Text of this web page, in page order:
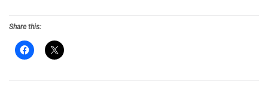
Share this: